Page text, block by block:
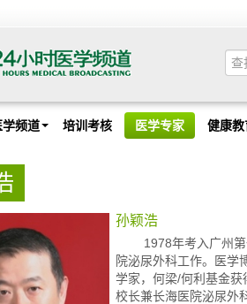
学频道 培训考核 医学专家 健康教
孙颖浩
1978年考入广州第
院泌尿外科工作。医学
学家，何梁/何利基金
校长兼长海医院泌尿外